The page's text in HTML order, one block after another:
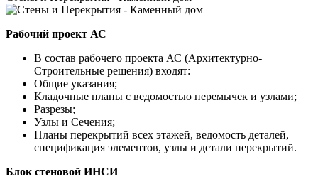
Рабочий проект АС
В состав рабочего проекта АС (Архитектурно-
Строительные решения) входят:
Общие указания;
Кладочные планы с ведомостью перемычек и узлами;
Разрезы;
Узлы и Сечения;
Планы перекрытий всех этажей, ведомость деталей,
спецификация элементов, узлы и детали перекрытий.
Блок стеновой ИНСИ